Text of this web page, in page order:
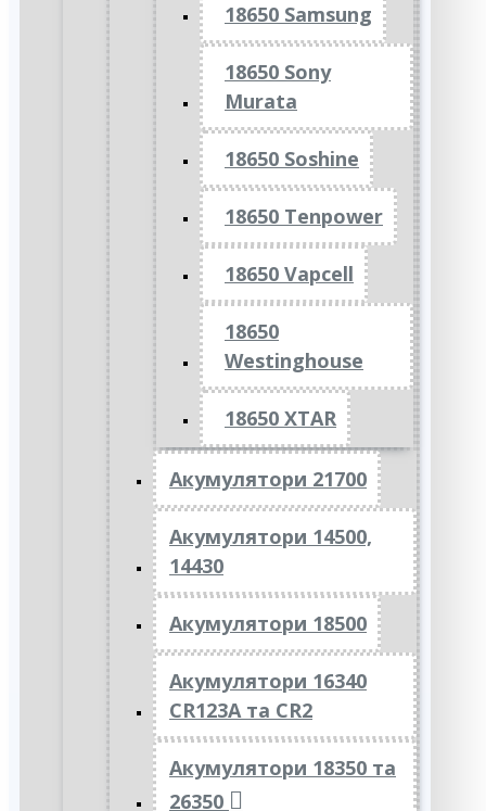
18650 Samsung
18650 Sony
Murata
18650 Soshine
18650 Tenpower
18650 Vapcell
18650
Westinghouse
18650 XTAR
Акумулятори 21700
Акумулятори 14500,
14430
Акумулятори 18500
Акумулятори 16340
CR123A та CR2
Акумулятори 18350 та
26350